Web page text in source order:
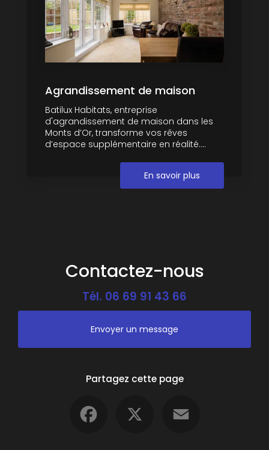
Agrandissement de maison
Batilux Habitats, entreprise
d'agrandissement de maison dans les
Monts d’Or, transforme vos rêves
d’espace supplémentaire en réalité....
En savoir plus
Contactez-nous
Tél. 06 69 91 43 66
Envoyer un message
Partagez cette page